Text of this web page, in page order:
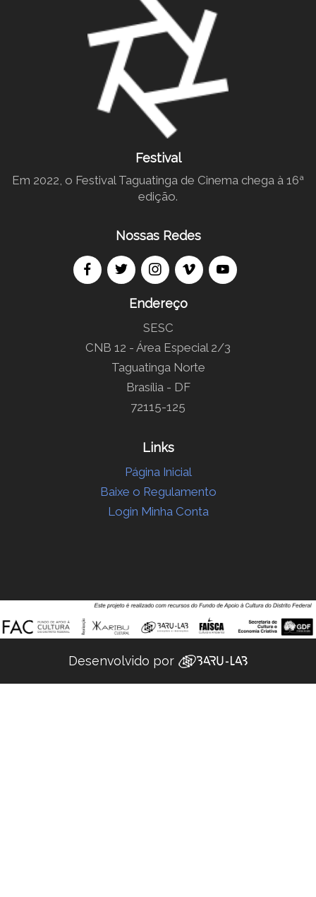
Festival
Em 2022, o Festival Taguatinga de Cinema chega à 16ª
edição.
Nossas Redes
Endereço
SESC
CNB 12 - Área Especial 2/3
Taguatinga Norte
Brasília - DF
72115-125
Links
Página Inicial
Baixe o Regulamento
Login Minha Conta
Desenvolvido por ‌